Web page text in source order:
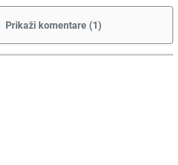
Prikaži komentare (1)